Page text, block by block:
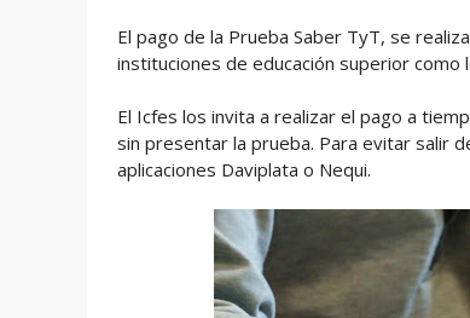
El pago de la Prueba Saber TyT, se
instituciones de educación superior como
El Icfes los invita a realizar el pago a
sin presentar la prueba. Para evitar salir
aplicaciones Daviplata o Nequi.